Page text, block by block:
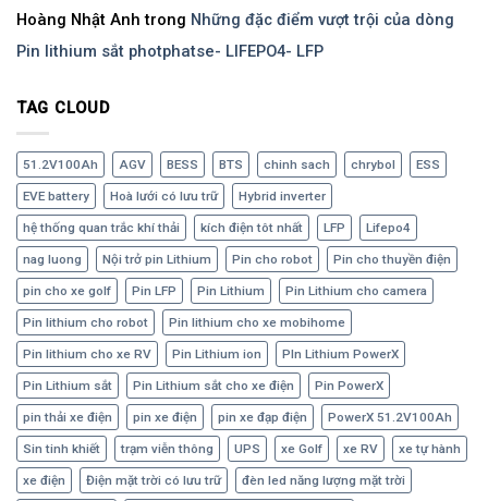
Hoàng Nhật Anh trong Những đặc điểm vượt trội của dòng
Pin lithium sắt photphatse- LIFEPO4- LFP
TAG CLOUD
51.2V100Ah AGV BESS BTS chinh sach chrybol ESS
EVE battery Hoà lưới có lưu trữ Hybrid inverter
hệ thống quan trắc khí thải kích điện tôt nhất LFP Lifepo4
nag luong Nội trở pin Lithium Pin cho robot Pin cho thuyền điện
pin cho xe golf Pin LFP Pin Lithium Pin Lithium cho camera
Pin lithium cho robot Pin lithium cho xe mobihome
Pin lithium cho xe RV Pin Lithium ion PIn Lithium PowerX
Pin Lithium sắt Pin Lithium sắt cho xe điện Pin PowerX
pin thải xe điện pin xe điện pin xe đạp điện PowerX 51.2V100Ah
Sin tinh khiết trạm viễn thông UPS xe Golf xe RV xe tự hành
xe điện Điện mặt trời có lưu trữ đèn led năng lượng mặt trời